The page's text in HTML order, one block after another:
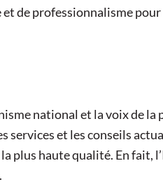
de professionnalisme
national et la voix de
services et les conseils
plus haute qualité. En fait,